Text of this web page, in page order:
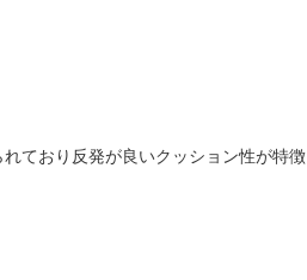
ており反発が良いクッション性が特徴